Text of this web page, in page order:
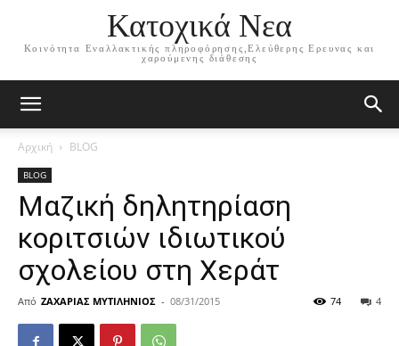
Κατοχικά Νεα
Κοινότητα Εναλλακτικής πληροφόρησης,Ελεύθερης Ερευνας και
χαρούμενης διάθεσης
Αρχική BLOG
BLOG
Μαζική δηλητηρίαση
κοριτσιών ιδιωτικού
σχολείου στη Χεράτ
Από ΖΑΧΑΡΙΑΣ ΜΥΤΙΛΗΝΙΟΣ - 08/31/2015 4
74